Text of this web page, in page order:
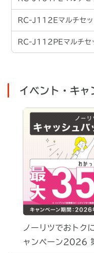
RC-J112Eマルチセッ
RC-J112PEマルチセ
イベント・キャ
ノーリツでおトク
ャンペーン2026